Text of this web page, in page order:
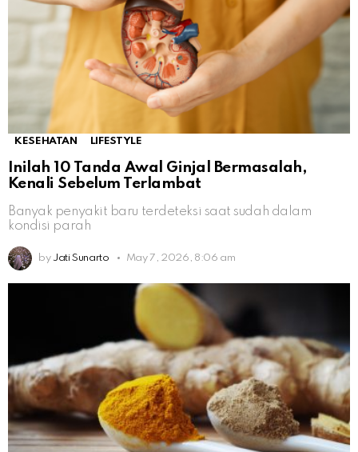
KESEHATAN LIFESTYLE
Inilah 10 Tanda Awal Ginjal Bermasalah,
Kenali Sebelum Terlambat
Banyak penyakit baru terdeteksi saat sudah dalam
kondisi parah
by Jati Sunarto May 7, 2026, 8:06 am